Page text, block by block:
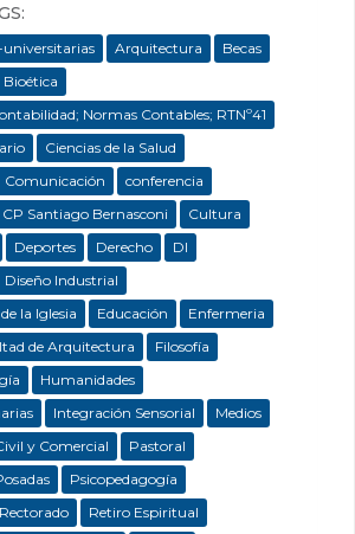
Arquitectura
Becas
Bioética
Normas Contables; RTNº41
Ciencias de la Salud
Comunicación
conferencia
CP Santiago Bernasconi
Cultura
Deportes Derecho
DI
Diseño Industrial
la Iglesia
Educación
Enfermeria
de Arquitectura
Filosofía
Humanidades
Integración Sensorial
Medios
y Comercial
Pastoral
Psicopedagogía
Rectorado
Retiro Espiritual